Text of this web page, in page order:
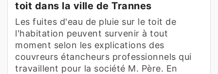
toit dans la ville de Trannes
Les fuites d'eau de pluie sur le toit de
l'habitation peuvent survenir à tout
moment selon les explications des
couvreurs étancheurs professionnels qui
travaillent pour la société M. Père. En